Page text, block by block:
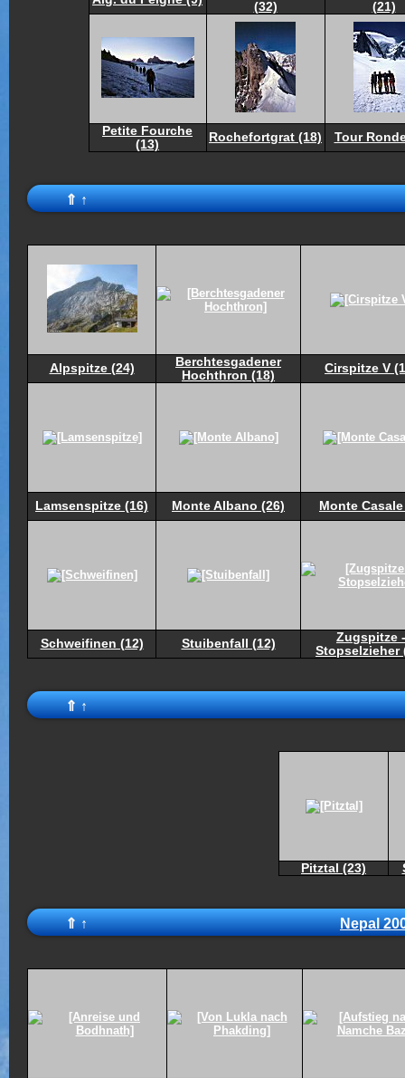
(32) (21)
Petite Fourche
(13)
Rochefortgrat (18) Tour
⇑ ↑
Alpspitze (24)
Berchtesgadener
Hochthron (18)
Cirspitze V
Lamsenspitze (16) Monte Albano (26) Monte
Schweifinen (12) Stuibenfall (12)
Zugspitze -
Stopselzieher
⇑ ↑
Pitztal (23)
⇑ ↑ Nepal